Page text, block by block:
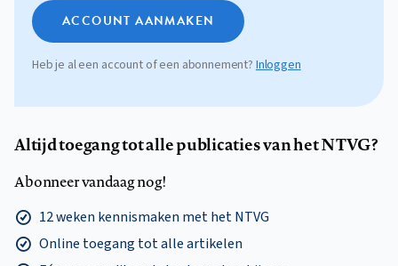
ACCOUNT AANMAKEN
Heb je al een account of een abonnement? Inloggen
Altijd toegang tot alle publicaties van het NTVG?
Abonneer vandaag nog!
12 weken kennismaken met het NTVG
Online toegang tot alle artikelen